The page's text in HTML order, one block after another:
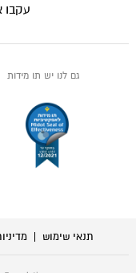
גם לנו יש תו מידות
עקבו
תנאי שימוש